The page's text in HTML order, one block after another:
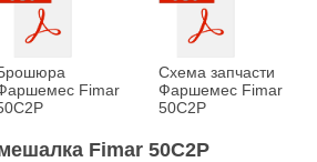
Fimar
Схема запчасти
Фаршемес Fimar
50C2P
Fimar 50C2P